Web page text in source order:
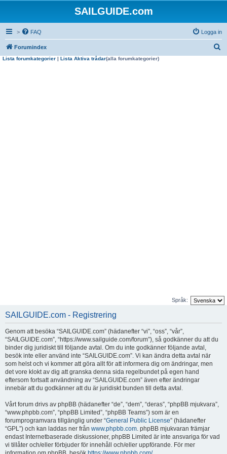
SAILGUIDE.com
> FAQ Logga in
Forumindex
Lista forumkategorier | Lista Aktiva trådar(alla forumkategorier)
Språk:
SAILGUIDE.com - Registrering
Genom att besöka “SAILGUIDE.com” (hädanefter “vi”, “oss”, “vår”,
“SAILGUIDE.com”, “https://www.sailguide.com/forum”), så godkänner du att du
binder dig juridiskt till följande avtal. Om du inte godkänner följande avtal,
besök inte eller använd inte “SAILGUIDE.com”. Vi kan ändra detta avtal när
som helst och vi kommer att göra allt för att informera dig om ändringar, men
det vore klokt av dig att granska denna sida regelbundet på egen hand
eftersom fortsatt användning av “SAILGUIDE.com” även efter ändringar
innebär att du godkänner att du är juridiskt bunden till detta avtal.
Vårt forum drivs av phpBB (hädanefter “de”, “dem”, “deras”, “phpBB mjukvara”,
“www.phpbb.com”, “phpBB Limited”, “phpBB Teams”) som är en
forumprogramvara tillgänglig under “General Public License” (hädanefter
“GPL”) och kan laddas ner från www.phpbb.com. phpBB mjukvaran främjar
endast Internetbaserade diskussioner, phpBB Limited är inte ansvariga för vad
vi tillåter och/eller förbjuder för innehåll och/eller uppförande. För mer